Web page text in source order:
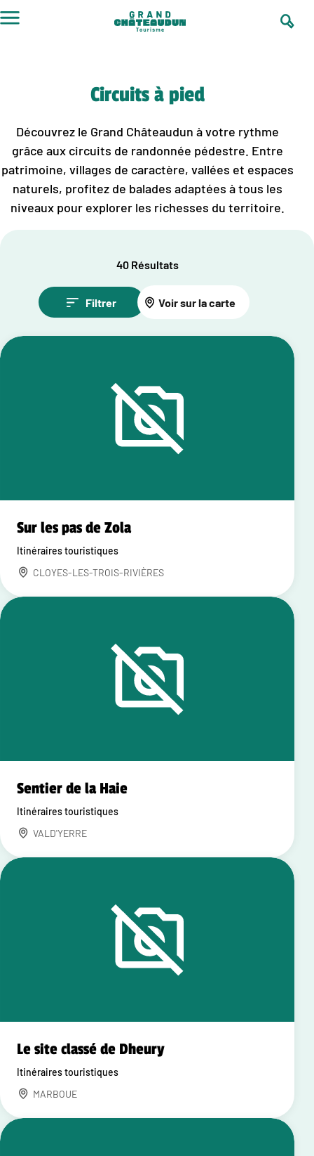
au
Circuits à pied
Découvrez le Grand Châteaudun à votre rythme
grâce aux circuits de randonnée pédestre. Entre
patrimoine, villages de caractère, vallées et espaces
naturels, profitez de balades adaptées à tous les
niveaux pour explorer les richesses du territoire.
40 Résultats
Filtrer Voir sur la carte
Sur les pas de Zola
Itinéraires touristiques
CLOYES-LES-TROIS-RIVIÈRES
Sentier de la Haie
Itinéraires touristiques
VALD'YERRE
Le site classé de Dheury
Itinéraires touristiques
MARBOUE